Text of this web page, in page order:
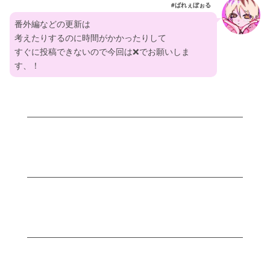
#ばれぇぼぉる
番外編などの更新は
考えたりするのに時間がかかったりして
すぐに投稿できないので今回は❌でお願いしま
す、！